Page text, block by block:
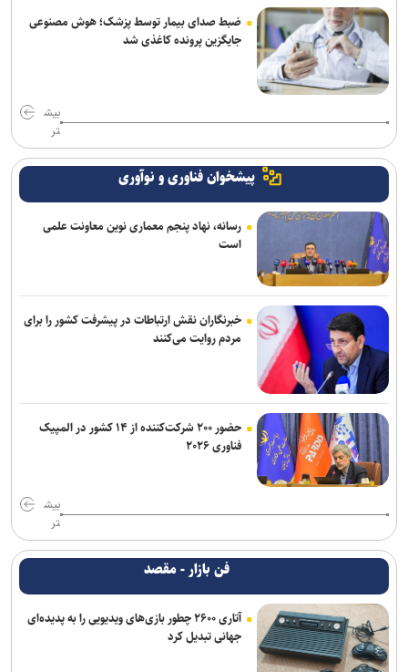
ضبط صدای بیمار توسط پزشک؛ هوش مصنوعی
جایگزین پرونده کاغذی شد
بیش
تر
پیشخوان فناوری و نوآوری
رسانه، نهاد پنجم معماری نوین معاونت علمی
است
خبرنگاران نقش ارتباطات در پیشرفت کشور را برای
مردم روایت می‌کنند
حضور ۲۰۰ شرکت‌کننده از ۱۴ کشور در المپیک
فناوری ۲۰۲۶
بیش
تر
فن بازار - مقصد
آتاری ۲۶۰۰ چطور بازی‌های ویدیویی را به پدیده‌ای
جهانی تبدیل کرد